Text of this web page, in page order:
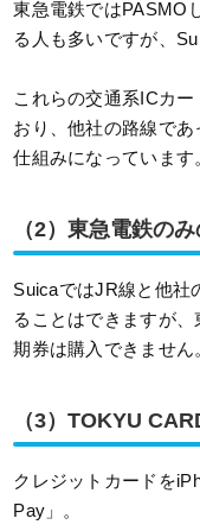
東急電鉄ではPASMO
る人も多いですが、
これらの交通系ICカ
おり、他社の路線で
仕組みになっています
（2）東急電鉄の
SuicaではJR線と他社
ることはできますが
期券は購入できません
（3）TOKYU
クレジットカードを
Pay」。